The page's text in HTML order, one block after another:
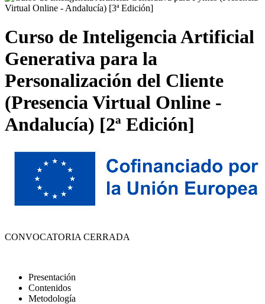
Curso de Inteligencia Artificial
Generativa para la
Personalización del Cliente
(Presencia Virtual Online -
Andalucía) [2ª Edición]
CONVOCATORIA CERRADA
Presentación
Contenidos
Metodología